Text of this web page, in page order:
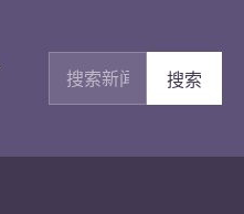
搜索新闻
搜索